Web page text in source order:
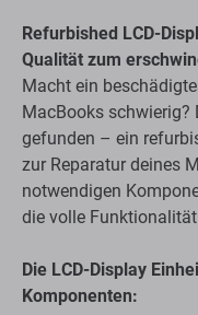
Refurbished LCD-
Qualität zum
Macht ein
MacBooks schwierig?
gefunden – ein
zur Reparatur deines
notwendigen
die volle
Die LCD-Display
Komponenten: